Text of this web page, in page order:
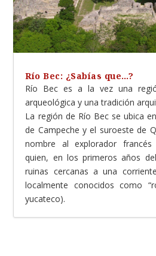
Río Bec: ¿Sabías que…?
Río Bec es a la vez una
arqueológica y una tradición
La región de Río Bec se ubica
de Campeche y el suroeste de
nombre al explorador
quien, en los primeros años
ruinas cercanas a una
localmente conocidos como
yucateco).